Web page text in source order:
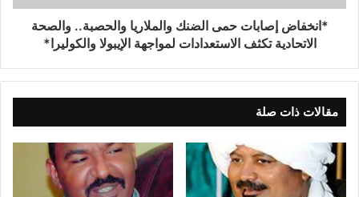
*انخفاض إصابات حمى الضنك والملاريا والحصبة.. والصحة
الاتحادية تكثف الاستعدادات لمواجهة الإيبولا والكوليرا*
مقالات ذات صلة